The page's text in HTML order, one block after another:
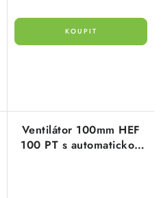
Ventilátor 100mm HEF
100 PT s automatickou